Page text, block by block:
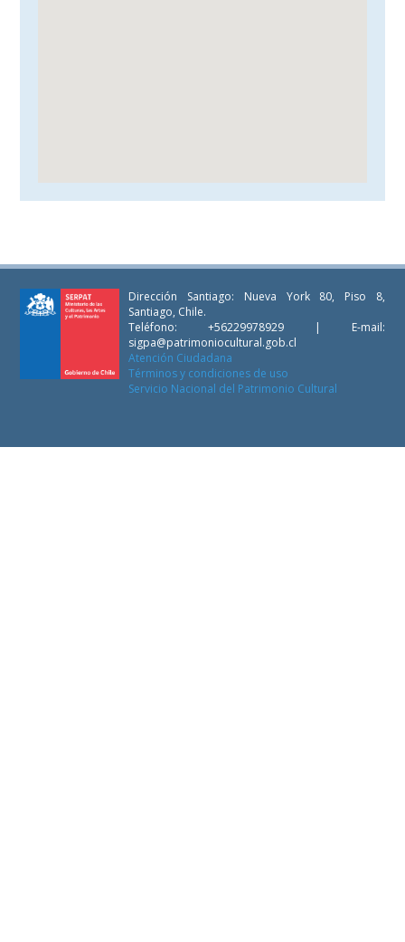
Dirección Santiago: Nueva York 80, Piso 8,
Santiago, Chile.
Teléfono: +56229978929 | E-mail:
sigpa@patrimoniocultural.gob.cl
Atención Ciudadana
Términos y condiciones de uso
Servicio Nacional del Patrimonio Cultural